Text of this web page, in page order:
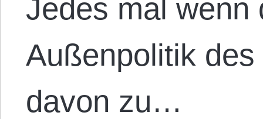
Jedes mal wenn
Außenpolitik
davon zu…